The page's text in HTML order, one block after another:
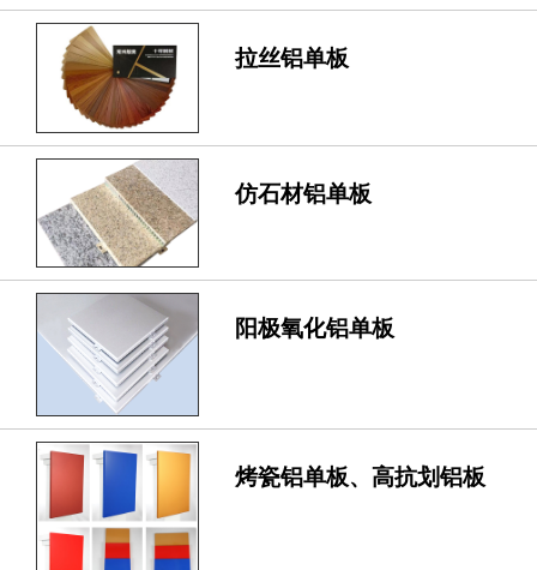
拉丝铝单板
仿石材铝单板
阳极氧化铝单板
烤瓷铝单板、高抗划铝板